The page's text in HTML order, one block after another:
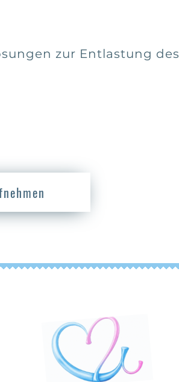
zur Entlastung des